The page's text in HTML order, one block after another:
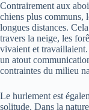
Contrairement aux
chiens plus communs,
longues distances.
travers la neige, les
vivaient et
un atout
contraintes du milieu
Le hurlement est
solitude. Dans la